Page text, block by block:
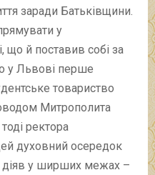
заради Батьківщини.
у
що й поставив собі за
у Львові перше
товариство
Митрополита
ректора
духовний осередок
діяв у ширших межах –